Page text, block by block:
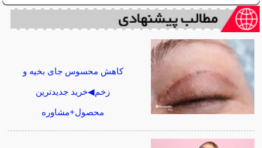
کاهش محسوس جای بخیه و
زخم◀خرید جدیدترین
محصول+مشاوره